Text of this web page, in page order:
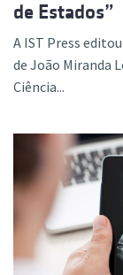
de Estados”
A IST Press
de João Miranda
Ciência...